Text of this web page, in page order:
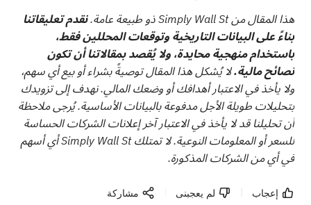
هذا المقال من Simply Wall St ذو طبيعة عامة.
نقدم تعليقاتنا
بناءً على البيانات التاريخية وتوقعات المحللين فقط،
باستخدام منهجية محايدة، ولا يُقصد بمقالاتنا أن تكون
نصائح مالية.لا يُشكل هذا المقال توصيةً بشراء أو بيع أي سهم،
ولا يأخذ في الاعتبار أهدافك أو وضعك المالي. نهدف إلى تزويدك
بتحليلات طويلة الأجل مدفوعة بالبيانات الأساسية. يُرجى ملاحظة
أن تحليلنا قد لا يأخذ في الاعتبار آخر إعلانات الشركات الحساسة
للسعر أو المعلومات النوعية. لا تمتلك Simply Wall St أي أسهم
في أي من الشركات المذكورة.
إعجاب لم يعجبنى مشاركة